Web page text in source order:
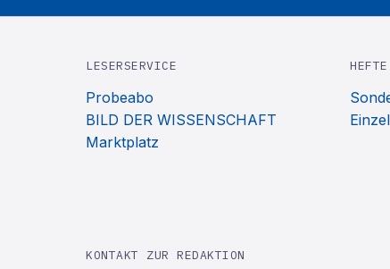
LESERSERVICE
Probeabo
BILD DER WISSENSCHAFT
Marktplatz
HEFTE
KONTAKT ZUR REDAKTION